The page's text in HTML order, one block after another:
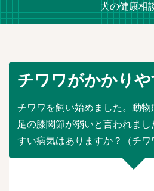
犬の健康相
チワワがかかりや
チワワを飼い始めました。動
足の膝関節が弱いと言われま
すい病気はありますか？（チ